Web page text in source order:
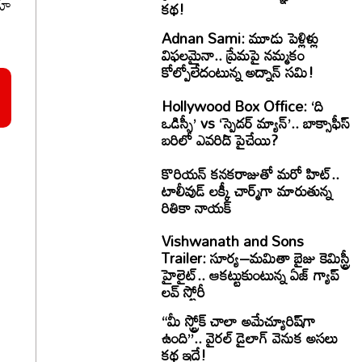
కథ!
Adnan Sami: మూడు పెళ్లిళ్లు
విఫలమైనా.. ప్రేమపై నమ్మకం
కోల్పోలేదంటున్న అద్నాన్ సమి!
Hollywood Box Office: ‘ది
ఒడిస్సీ’ vs ‘స్పైడర్ మ్యాన్’.. బాక్సాఫీస్
బరిలో ఎవరిది పైచేయి?
కొరియన్ కనకరాజుతో మరో హిట్..
టాలీవుడ్ లక్కీ చార్మ్‌గా మారుతున్న
రితికా నాయక్
Vishwanath and Sons
Trailer: సూర్య–మమితా బైజు కెమిస్ట్రీ
హైలైట్.. ఆకట్టుకుంటున్న ఏజ్ గ్యాప్
లవ్ స్టోరీ
“మీ స్ట్రోక్ చాలా అమేచ్యూరిష్‌గా
ఉంది”.. వైరల్ డైలాగ్ వెనుక అసలు
కథ ఇదే!